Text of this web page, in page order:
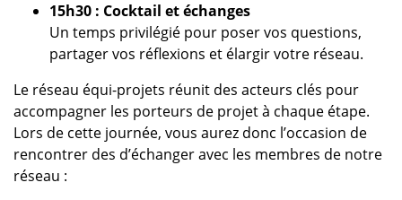
15h30 : Cocktail et échanges
Un temps privilégié pour poser vos questions,
partager vos réflexions et élargir votre réseau.
Le réseau équi-projets réunit des acteurs clés pour
accompagner les porteurs de projet à chaque étape.
Lors de cette journée, vous aurez donc l’occasion de
rencontrer des d’échanger avec les membres de notre
réseau :